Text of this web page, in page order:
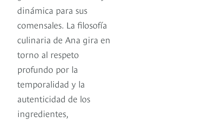
dinámica para sus
comensales. La filosofía
culinaria de Ana gira en
torno al respeto
profundo por la
temporalidad y la
autenticidad de los
ingredientes,